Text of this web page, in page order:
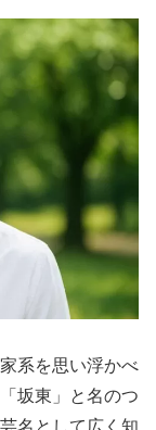
系を思い浮かべ
坂東」と名のつ
名として広く知